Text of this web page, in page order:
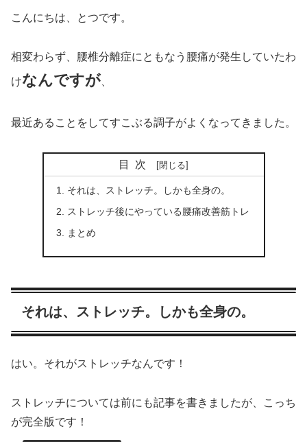
こんにちは、とつです。
相変わらず、腰椎分離症にともなう腰痛が発生していたわ
けなんですが
最近あることをしてすこぶる調子がよくなってきました。
目次
それは、ストレッチ。しかも全身の。
ストレッチ後にやっている腰痛改善筋トレ
まとめ
それは、ストレッチ。しかも全身の。
はい。それがストレッチなんです！
ストレッチについては前にも記事を書きましたが、こっち
が完全版です！